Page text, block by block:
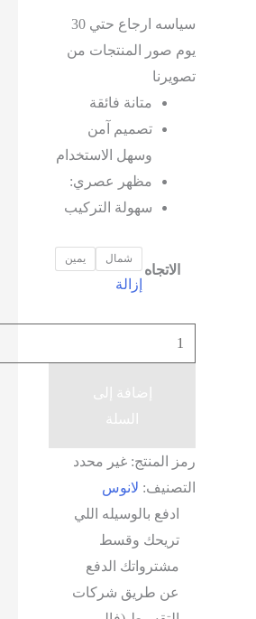
سياسه ارجاع حتي 30
يوم صور المنتجات من
متانة فائقة
تصميم آمن
وسهل الاستخدام
مظهر عصري:
سهولة التركيب
رمز المنتج:غير محدد
لانوس
ادفع بالوسيله اللي
تريحك وقسط
مشترواتك الدفع
عن طريق شركات